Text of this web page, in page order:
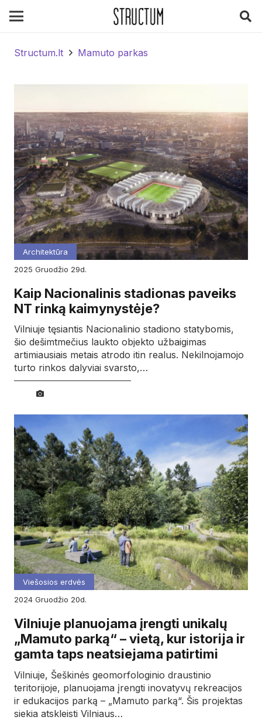
Structum.lt Mamuto parkas
Architektūra
2025
gruodžio 29d.
Kaip Nacionalinis stadionas paveiks
NT rinką kaimynystėje?
Vilniuje tęsiantis Nacionalinio stadiono statybomis,
šio dešimtmečius laukto objekto užbaigimas
artimiausiais metais atrodo itin realus. Nekilnojamojo
turto rinkos dalyviai svarsto,…
Viešosios erdvės
2024
gruodžio 20d.
Vilniuje planuojama įrengti unikalų
„Mamuto parką“ – vietą, kur istorija ir
gamta taps neatsiejama patirtimi
Vilniuje, Šeškinės geomorfologinio draustinio
teritorijoje, planuojama įrengti inovatyvų rekreacijos
ir edukacijos parką – „Mamuto parką“. Šis projektas
siekia atskleisti Vilniaus…